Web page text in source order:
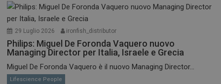
29 Luglio 2026 ironfish_distributor
Philips: Miguel De Foronda Vaquero nuovo
Managing Director per Italia, Israele e Grecia
Miguel De Foronda Vaquero è il nuovo Managing Director...
Lifescience People